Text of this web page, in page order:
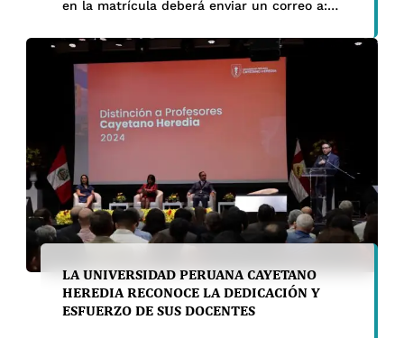
en la matrícula deberá enviar un correo a:
LA UNIVERSIDAD PERUANA CAYETANO
HEREDIA RECONOCE LA DEDICACIÓN Y
ESFUERZO DE SUS DOCENTES